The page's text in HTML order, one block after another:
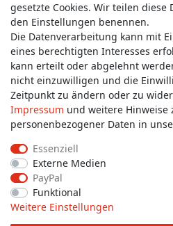
Wünschen Sie
Schreiben Sie uns:
Impressum
Widerrufs­recht
gesetzte Cookies. Wir teilen
den Einstellungen benennen.
Die Datenverarbeitung kann mit
eines berechtigten Interesses
kann erteilt oder abgelehnt
nicht einzuwilligen und die
Zeitpunkt zu ändern oder zu
Impressum und weitere Hinweise
personenbezogener Daten in
Essenziell
Externe Medien
PayPal
Funktional
Weitere Einstellungen